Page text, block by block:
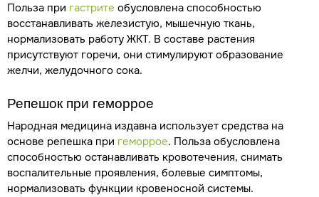
Польза при гастрите обусловлена способностью
восстанавливать железистую, мышечную ткань,
нормализовать работу ЖКТ. В составе растения
присутствуют горечи, они стимулируют образование
желчи, желудочного сока.
Репешок при геморрое
Народная медицина издавна использует средства на
основе репешка при геморрое. Польза обусловлена
способностью останавливать кровотечения, снимать
воспалительные проявления, болевые симптомы,
нормализовать функции кровеносной системы.